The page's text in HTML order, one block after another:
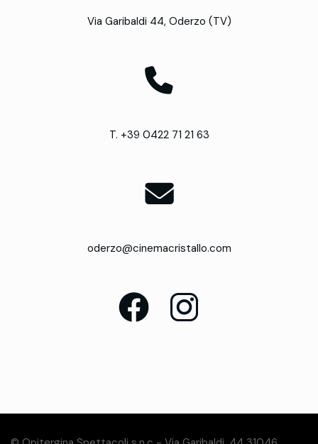
Via Garibaldi 44, Oderzo (TV)
T. +39 0422 71 21 63
oderzo@cinemacristallo.com